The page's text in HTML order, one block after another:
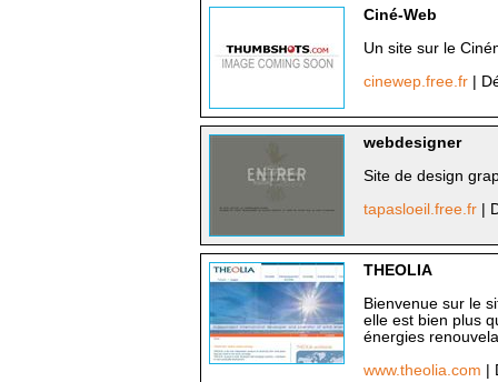
Ciné-Web
Un site sur le
cinewep.free.fr
|
webdesigner
Site de design
tapasloeil.free.fr
|
THEOLIA
Bienvenue sur le
elle est bien plus
énergies
www.theolia.com